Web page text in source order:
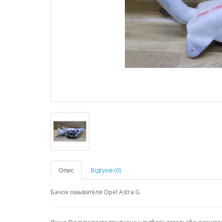
Опис Відгуків (0)
Бачок омывателя Opel Astra G